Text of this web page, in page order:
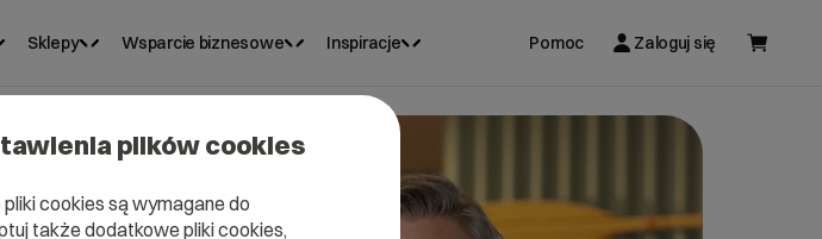
Sklepy Wsparcie biznesowe Inspiracje Pomoc Zaloguj się
plików cookies
cookies są wymagane do
także dodatkowe pliki cookies,